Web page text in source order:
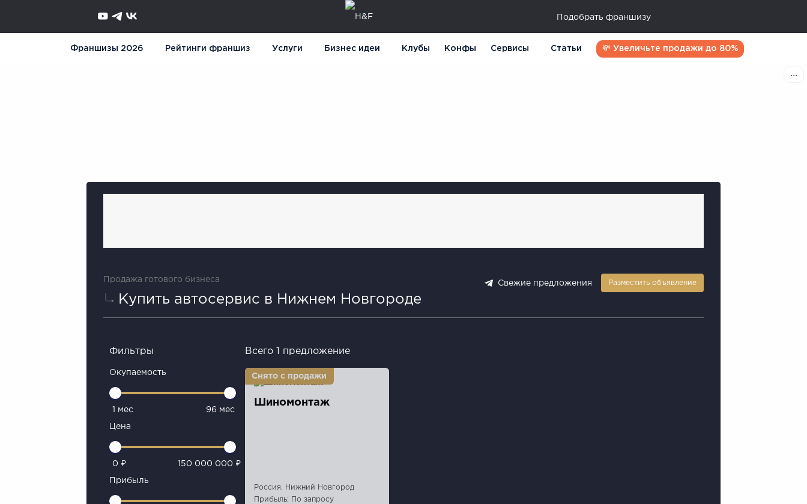
Подобрать франшизу
Франшизы 2026 Рейтинги франшиз Услуги Бизнес идеи Клубы Конфы Сервисы Статьи 💸 Увеличьте продажи до 80%
Продажа готового бизнеса
Купить автосервис в Нижнем Новгороде
Свежие предложения Разместить объявление
Фильтры
Окупаемость
1 мес 96 мес
Цена
0 ₽ 150 000 000 ₽
Прибыль
Всего 1 предложение
Шиномонтаж
Россия, Нижний Новгород
Прибыль: По запросу